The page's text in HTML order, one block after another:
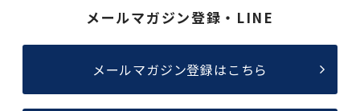
メールマガジン登録・LINE
メールマガジン登録はこちら